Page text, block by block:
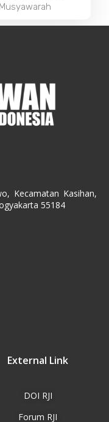
Kecamatan Kasihan,
55184
External Link
DOI RJI
Forum RJI